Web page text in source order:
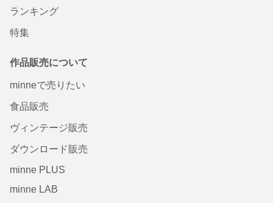
ランキング
特集
作品販売について
minneで売りたい
食品販売
ヴィンテージ販売
ダウンロード販売
minne PLUS
minne LAB